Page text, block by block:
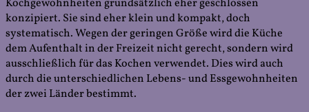
Kochgewohnheiten grundsätzlich eher geschlossen
konzipiert. Sie sind eher klein und kompakt, doch
systematisch. Wegen der geringen Größe wird die Küche
dem Aufenthalt in der Freizeit nicht gerecht, sondern wird
ausschließlich für das Kochen verwendet. Dies wird auch
durch die unterschiedlichen Lebens- und Essgewohnheiten
der zwei Länder bestimmt.